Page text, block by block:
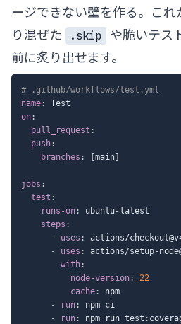
ージできない壁を作る。これ
り混ぜた
.skip
や脆いテス
前に炙り出せます。
# .github/workflows/test.yml
name:
on:
pull_request :
push:
branches : main
jobs :
test :
runs-on: ubuntu- latest
steps :
-
uses :
actions/
-
uses : actions/setup-
with:
node-version:
22
cache:
npm
-
run:
npm ci
-
run: npm run test :